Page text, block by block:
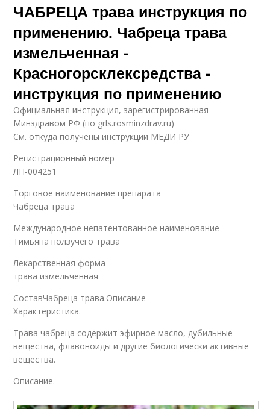
ЧАБРЕЦА трава инструкция по
применению. Чабреца трава
измельченная -
Красногорсклексредства -
инструкция по применению
Официальная инструкция, зарегистрированная
Минздравом РФ (по grls.rosminzdrav.ru)
См. откуда получены инструкции МЕДИ РУ
Регистрационный номер
ЛП-004251
Торговое наименование препарата
Чабреца трава
Международное непатентованное наименование
Тимьяна ползучего трава
Лекарственная форма
трава измельченная
СоставЧабреца трава.Описание
Характеристика.
Трава чабреца содержит эфирное масло, дубильные
вещества, флавоноиды и другие биологически активные
вещества.
Описание.